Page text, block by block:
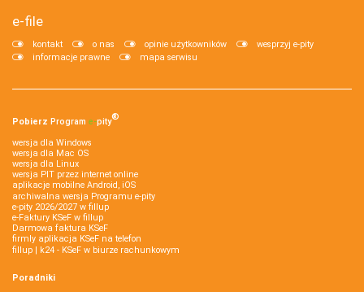
e-file
kontakt o nas opinie użytkowników
wesprzyj e-pity
informacje prawne
mapa serwisu
Pobierz Program e‑pity®
wersja dla Windows
wersja dla Mac OS
wersja dla Linux
wersja PIT przez internet online
aplikacje mobilne Android, iOS
archiwalna wersja Programu e-pity
e-pity 2026/2027 w fillup
e‑Faktury KSeF w fillup
Darmowa faktura KSeF
firmly aplikacja KSeF na telefon
fillup | k24 - KSeF w biurze rachunkowym
Poradniki